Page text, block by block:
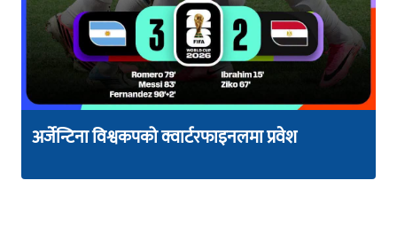
अर्जेन्टिना विश्वकपको क्वार्टरफाइनलमा प्रवेश